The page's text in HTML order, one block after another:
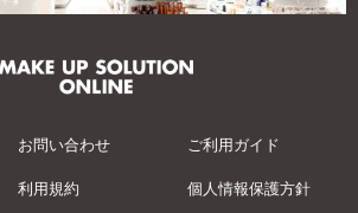
お問い合わせ ご利用ガイド
利用規約 個人情報保護方針